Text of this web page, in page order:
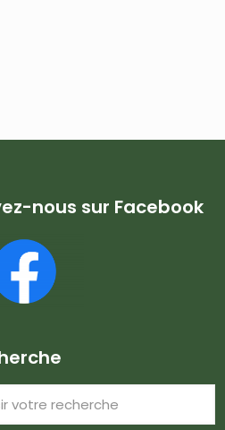
nous sur Facebook